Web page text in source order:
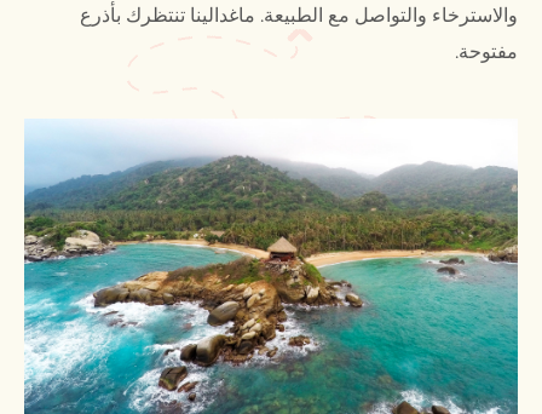
والاسترخاء والتواصل مع الطبيعة. ماغدالينا تنتظرك بأذرع
مفتوحة.